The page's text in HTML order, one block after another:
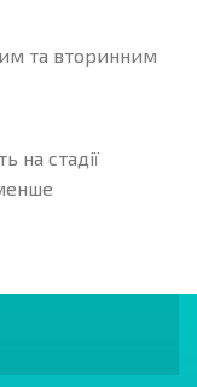
та вторинним
на стадії